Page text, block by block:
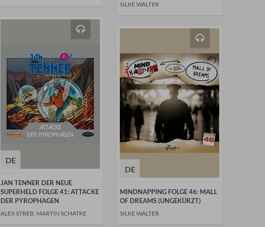
SILKE WALTER
DE
JAN TENNER DER NEUE
SUPERHELD FOLGE 41: ATTACKE
DER PYROPHAGEN
ALEX STREB, MARTIN SCHATKE
DE
MINDNAPPING FOLGE 46: MALL
OF DREAMS (UNGEKÜRZT)
SILKE WALTER